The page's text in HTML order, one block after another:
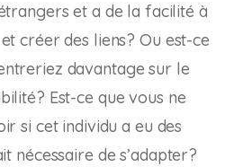
et a de la facilité à
créer des liens? Ou est-ce
davantage sur le
Est-ce que vous ne
si cet individu a eu des
nécessaire de s’adapter?